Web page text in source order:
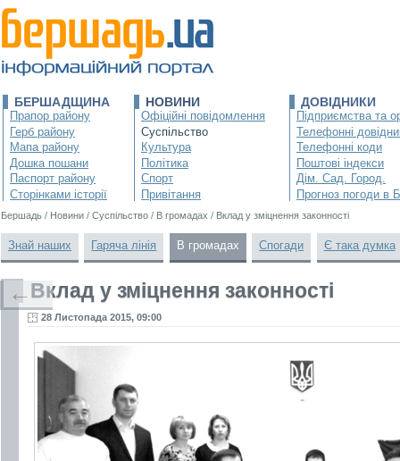
БЕРШАДЩИНА
Прапор району
Герб району
Мапа району
Дошка пошани
Паспорт району
Сторінками історії
НОВИНИ
Офіційні повідомлення
Суспільство
Культура
Політика
Спорт
Привітання
ДОВІДНИКИ
Підприємства та
Телефонні
Телефонні коди
Поштові індекси
Дім. Сад. Город.
Прогноз погоди в
Бершадь / Новини / Суспільство / В громадах / Вклад у зміцнення законності
Знай наших Гаряча лінія В громадах Спогади Є така думка
Вклад у зміцнення законності
28 Листопада 2015, 09:00
←